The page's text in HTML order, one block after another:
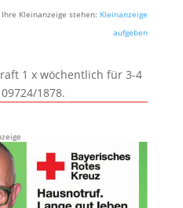
Kleinanzeige stehen: Kleinanzeige
aufgeben
1 x wöchentlich für 3-4
1878.